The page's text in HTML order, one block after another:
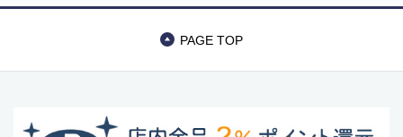
ペットフード・グッズ
PAGE TOP